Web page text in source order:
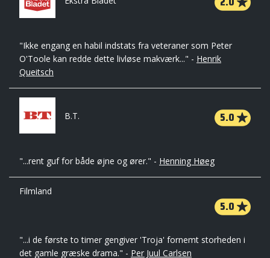
"Ikke engang en habil indstats fra veteraner som Peter
O'Toole kan redde dette livløse makværk..." - Henrik
Queitsch
B.T. 5.0
"...rent guf for både øjne og ører." - Henning Høeg
Filmland
5.0
"...i de første to timer gengiver 'Troja' fornemt storheden i
det gamle græske drama." - Per Juul Carlsen